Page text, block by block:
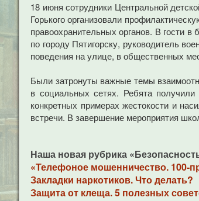
18 июня сотрудники Центральной
Горького организовали
правоохранительных органов. В гости
по городу Пятигорску, руководитель
поведения на улице, в общественных
Были затронуты важные темы
в социальных сетях. Ребята
конкретных примерах жестокости и
встречи. В завершение мероприятия
Наша новая рубрика
«Телефоное мошенничество. 100-
Закладки наркотиков. Что делать?
Защита от клеща. 5 полезных